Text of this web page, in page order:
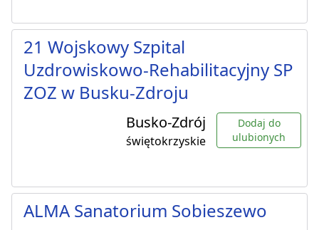
21 Wojskowy Szpital
Uzdrowiskowo-Rehabilitacyjny SP
ZOZ w Busku-Zdroju
Busko-Zdrój
świętokrzyskie
Dodaj do
ulubionych
ALMA Sanatorium Sobieszewo